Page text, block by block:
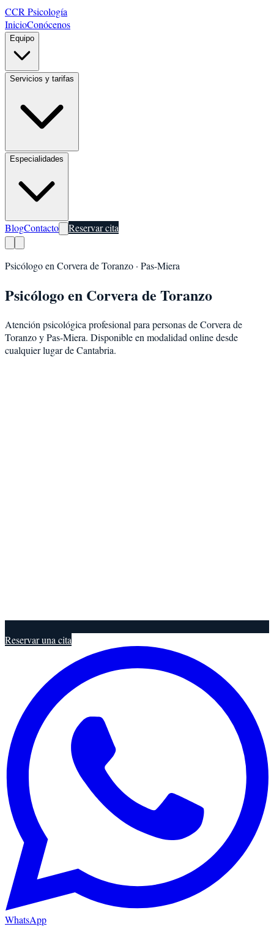
CCR Psicología
InicioConócenos
Equipo
Servicios y tarifas
Especialidades
BlogContacto Reservar cita
Psicólogo en Corvera de Toranzo · Pas-Miera
Psicólogo en Corvera de Toranzo
Atención psicológica profesional para personas deCorvera de
ToranzoyPas-Miera. Disponible en modalidad online desde
cualquier lugar de Cantabria.
Reservar una cita
WhatsApp